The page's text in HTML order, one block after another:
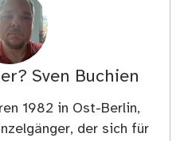
Sven Buchien
1982 in Ost-Berlin,
der sich für